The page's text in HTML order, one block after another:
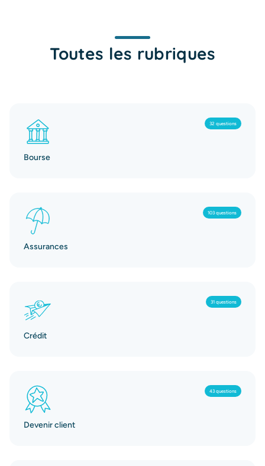
Toutes les rubriques
32 questions
Bourse
103 questions
Assurances
31 questions
Crédit
43 questions
Devenir client